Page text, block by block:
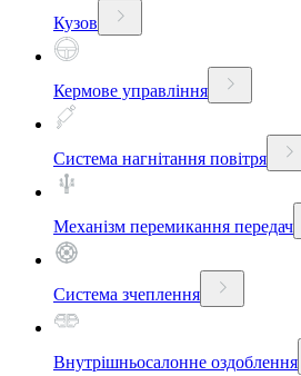
Кузов
Кермове управління
Система нагнітання повітря
Механізм перемикання передач
Система зчеплення
Внутрішньосалонне оздоблення